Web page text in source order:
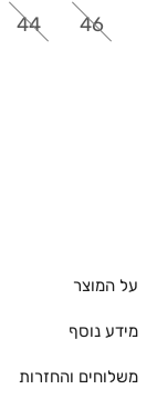
44 46
על המוצר
מידע נוסף
משלוחים והחזרות